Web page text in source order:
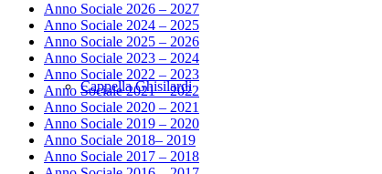
Cappella Ghisilardi
Anno Sociale 2026 – 2027
Anno Sociale 2024 – 2025
Anno Sociale 2025 – 2026
Anno Sociale 2023 – 2024
Anno Sociale 2022 – 2023
Anno Sociale 2021 – 2022
Anno Sociale 2020 – 2021
Anno Sociale 2019 – 2020
Anno Sociale 2018– 2019
Anno Sociale 2017 – 2018